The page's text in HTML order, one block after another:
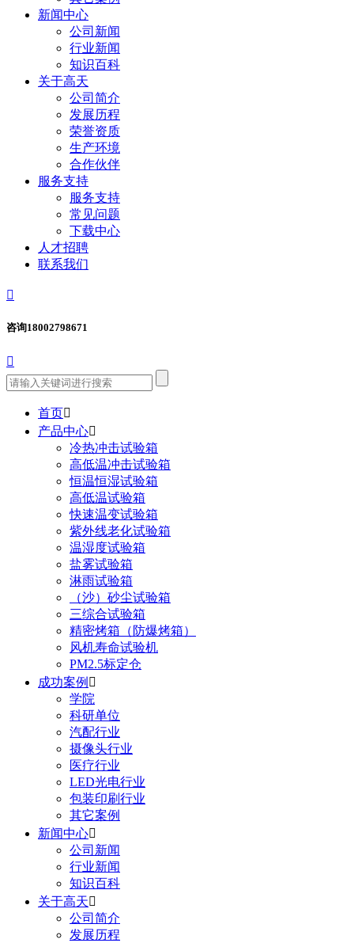
新闻中心
公司新闻
行业新闻
知识百科
关于高天
公司简介
发展历程
荣誉资质
生产环境
合作伙伴
服务支持
服务支持
常见问题
下载中心
人才招聘
联系我们

咨询18002798671

首页
产品中心
冷热冲击试验箱
高低温冲击试验箱
恒温恒湿试验箱
高低温试验箱
快速温变试验箱
紫外线老化试验箱
温湿度试验箱
盐雾试验箱
淋雨试验箱
（沙）砂尘试验箱
三综合试验箱
精密烤箱（防爆烤箱）
风机寿命试验机
PM2.5标定仓
成功案例 
学院
科研单位
汽配行业
摄像头行业
医疗行业
LED光电行业
包装印刷行业
其它案例
新闻中心
公司新闻
行业新闻
知识百科
关于高天
公司简介
发展历程